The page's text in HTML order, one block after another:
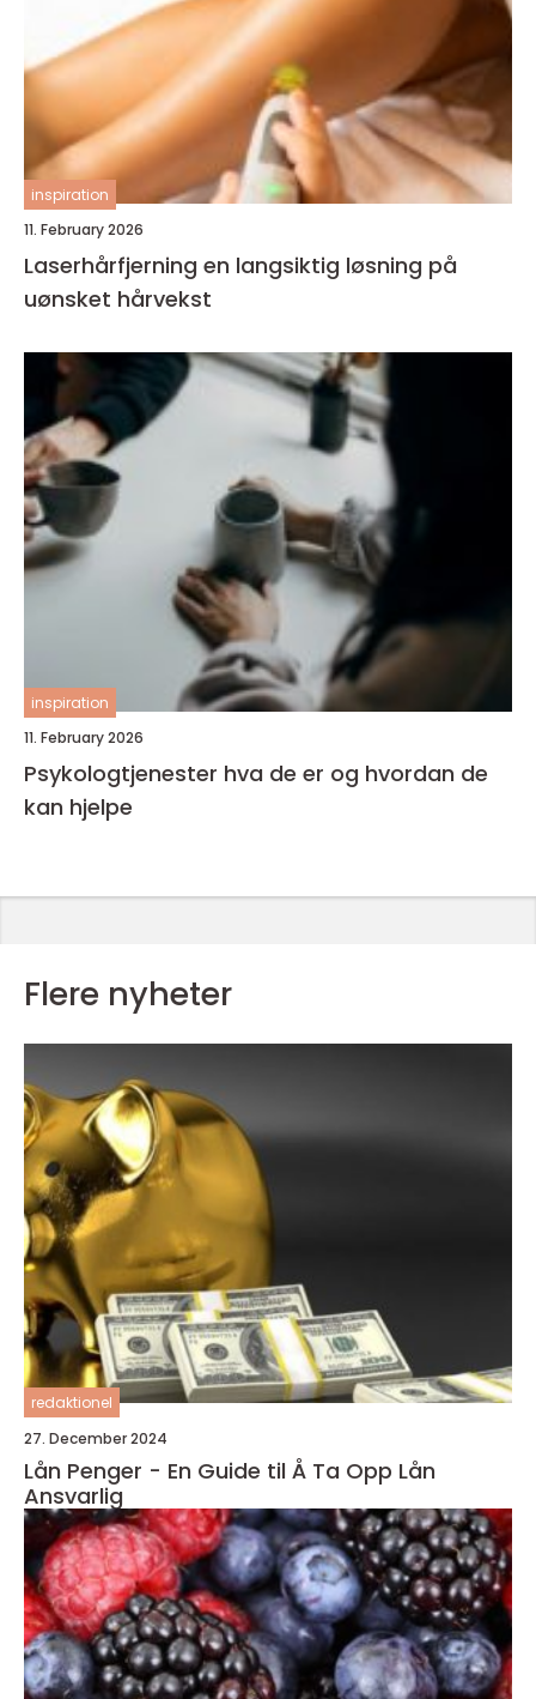
inspiration
11. February 2026
Laserhårfjerning en langsiktig løsning på
uønsket hårvekst
inspiration
11. February 2026
Psykologtjenester hva de er og hvordan de
kan hjelpe
Flere nyheter
redaktionel
27. December 2024
Lån Penger - En Guide til Å Ta Opp Lån
Ansvarlig